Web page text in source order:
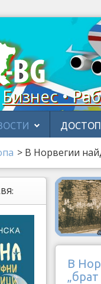
Бизнес •
> В Норвегии
В